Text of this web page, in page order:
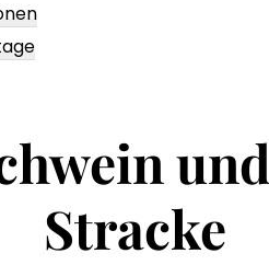
Stracke